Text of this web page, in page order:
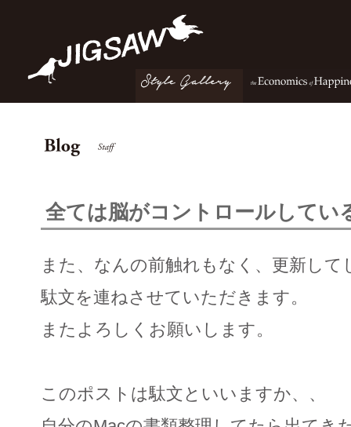
全ては脳がコントロールしてい
また、なんの前触れもなく、更新して
駄文を連ねさせていただきます。
またよろしくお願いします。
このポストは駄文といいますか、、